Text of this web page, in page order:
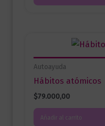
Autoayuda
Hábitos atómicos
$79.000,00
Añadir al carrito